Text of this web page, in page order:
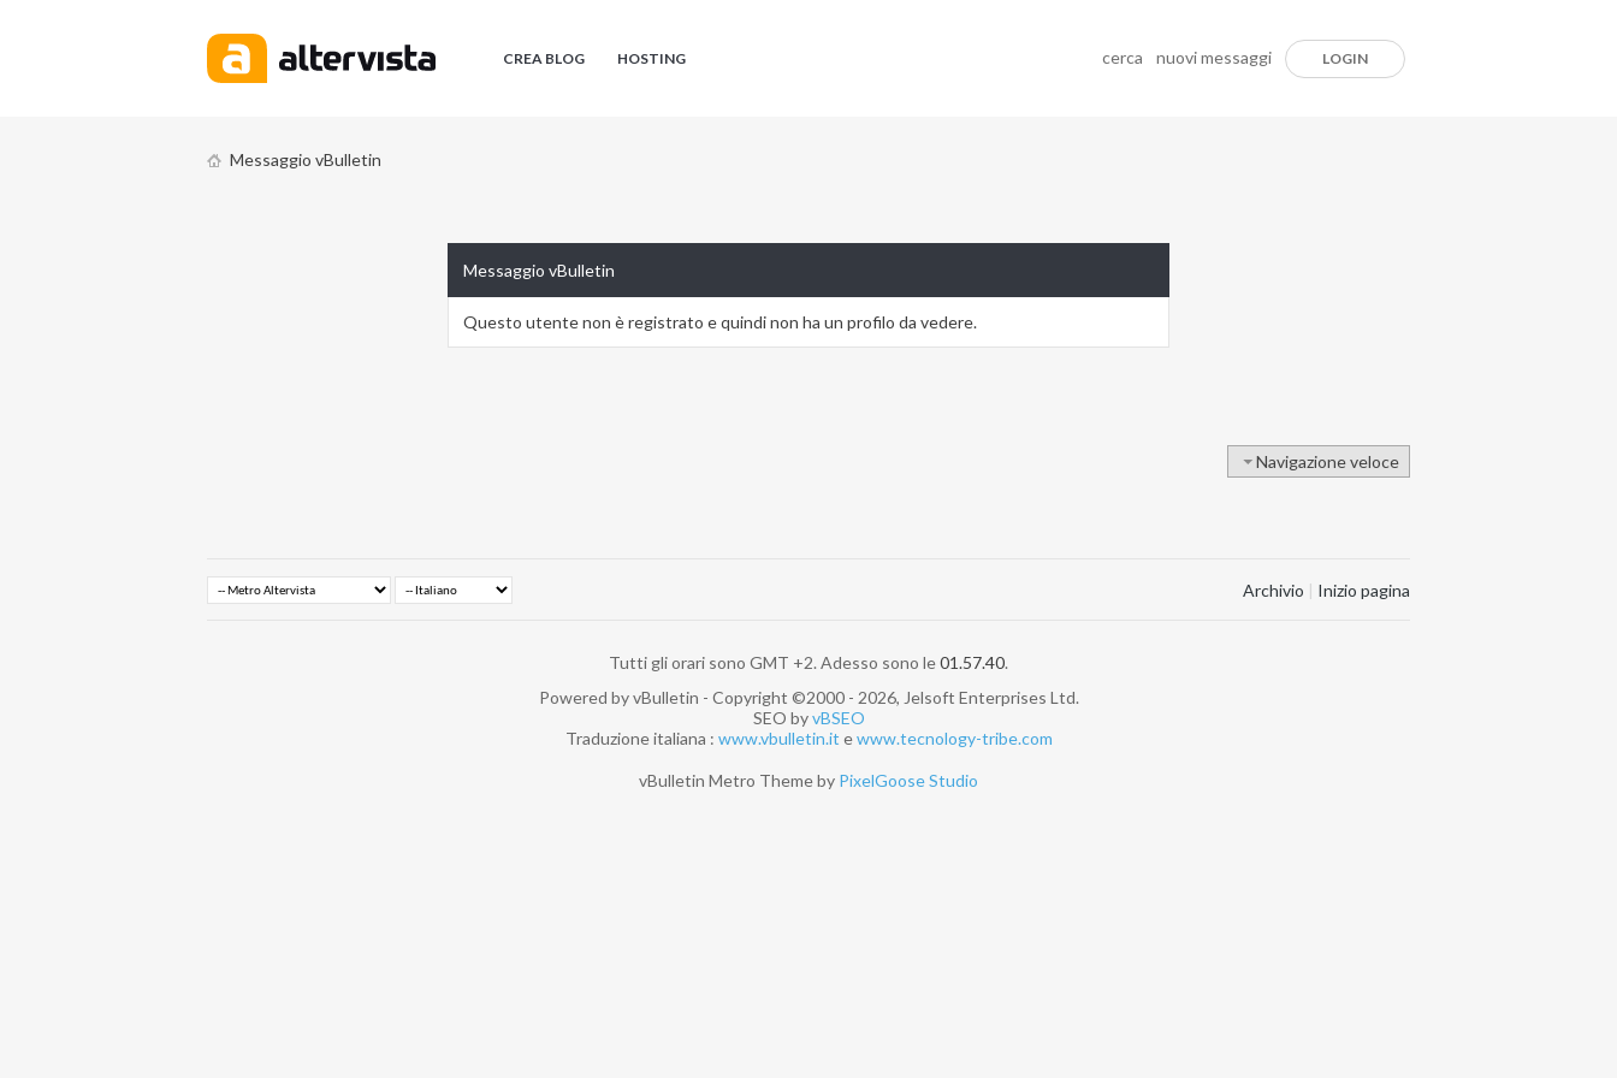
CREA BLOG HOSTING cerca nuovi messaggi LOGIN
Messaggio vBulletin
Messaggio vBulletin
Questo utente non è registrato e quindi non ha un profilo da vedere.
Navigazione veloce
Archivio | Inizio pagina
Tutti gli orari sono GMT +2. Adesso sono le01.57.40.
Powered by vBulletin - Copyright ©2000 - 2026, Jelsoft Enterprises Ltd.
SEO byvBSEO
Traduzione italiana : www.vbulletin.it ewww.tecnology-tribe.com
vBulletin Metro Theme by PixelGoose Studio